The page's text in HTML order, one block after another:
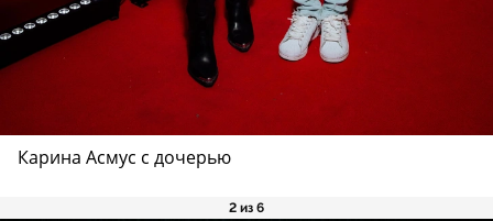
Карина Асмус с дочерью
2 из 6